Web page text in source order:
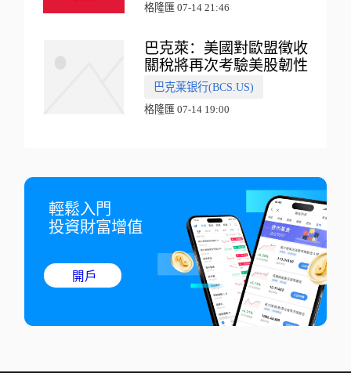
格隆匯 07-14 21:46
巴克萊：美國對歐盟徵收
關稅將再次考驗美股韌性
巴克莱银行(BCS.US)
格隆匯 07-14 19:00
輕鬆入門
投資財富增值
開戶